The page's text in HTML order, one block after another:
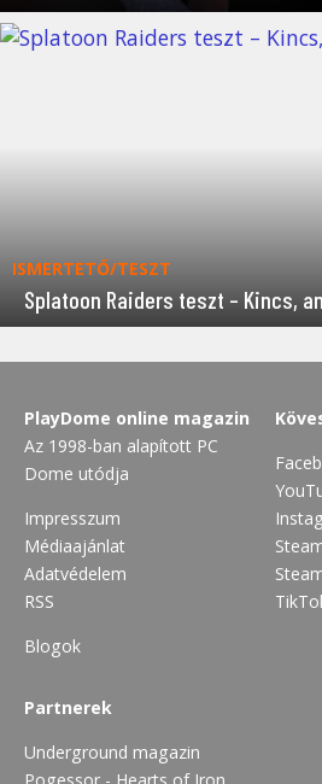
ISMERTETŐ/TESZT
Splatoon Raiders teszt – Kincs,
PlayDome online magazin
Az 1998-ban alapított PC
Dome utódja
Impresszum
Médiaajánlat
Adatvédelem
RSS
Blogok
Partnerek
Underground magazin